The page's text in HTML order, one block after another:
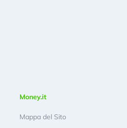
Money.it
Mappa del Sito